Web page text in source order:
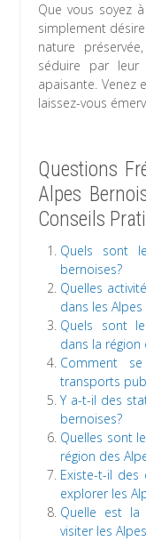
Que vous soyez
simplement
nature
séduire par
apaisante. Venez
laissez-vous
Questions
Alpes
Conseils
Quels sont
bernoises?
Quelles
dans les
Quels sont
dans la région
Comment
transports
Y a-t-il des
bernoises?
Quelles sont
région des
Existe-t-il des
explorer les
Quelle est la
visiter les